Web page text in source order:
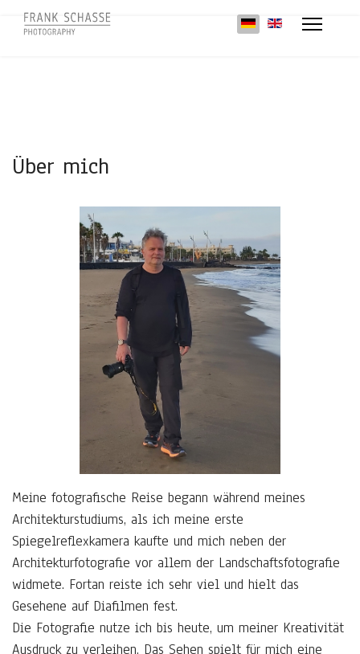
Sprache auswählen
Über mich
Meine fotografische Reise begann während meines
Architekturstudiums, als ich meine erste
Spiegelreflexkamera kaufte und mich neben der
Architekturfotografie vor allem der Landschaftsfotografie
widmete. Fortan reiste ich sehr viel und hielt das
Gesehene auf Diafilmen fest.
Die Fotografie nutze ich bis heute, um meiner Kreativität
Ausdruck zu verleihen. Das Sehen spielt für mich eine